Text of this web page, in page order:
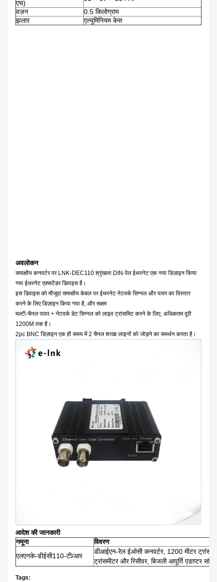
एच)
वज़न
0.5 किलोग्राम
झलार
एल्यूमिनियम केस
अवलोकन
समाक्षीय कनवर्टर पर LNK-DEC110 श्रृंखला DIN-रेल ईथरनेट एक नया डिज़ाइन किया
गया ईथरनेट एक्सटेंडर डिवाइस है।
इस डिवाइस को मौजूदा समाक्षीय केबल पर ईथरनेट नेटवर्क सिग्नल और पावर का विस्तार
करने के लिए डिज़ाइन किया गया है, और सक्षम
मल्टी-चैनल पावर + नेटवर्क डेट सिग्नल को लाइव ट्रांसमिट करने के लिए, अधिकतम दूरी
1200M तक है।
2pc BNC डिज़ाइन एक ही समय में 2 चैनल शाखा लाइनों को जोड़ने का समर्थन करता है।
आदेश की जानकारी
नमूना
विवरण
एलएनके-डीईसी110-टी/आर
डीआईएन-रेल ईओसी कनवर्टर, 1200 मीटर
ट्रांसमीटर और रिसीवर, बिजली आपूर्ति एडाप्टर
Tags: